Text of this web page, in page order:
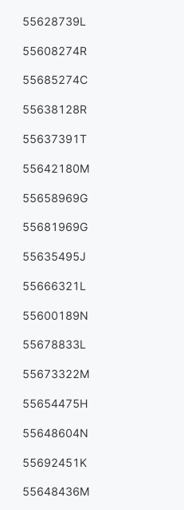
55628739L
55608274R
55685274C
55638128R
55637391T
55642180M
55658969G
55681969G
55635495J
55666321L
55600189N
55678833L
55673322M
55654475H
55648604N
55692451K
55648436M